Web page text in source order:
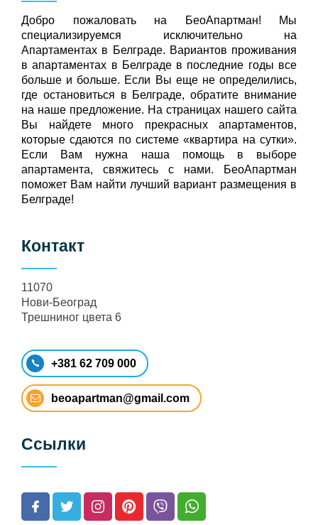
Добро пожаловать на БeoАпартман! Мы
специализируемся исключительно на
Апартаментах в Белграде. Вариантов проживания
в апартаментах в Белграде в последние годы все
больше и больше. Если Вы еще не определились,
где остановиться в Белграде, обратите внимание
на наше предложение. На страницах нашего сайта
Вы найдете много прекрасных апартаментов,
которые сдаются по системе «квартира на сутки».
Если Вам нужна наша помощь в выборе
апартамента, свяжитесь с нами. БеоАпартман
поможет Вам найти лучший вариант размещения в
Белграде!
Контакт
11070
Нови-Београд
Трешниног цвета 6
+381 62 709 000
beoapartman@gmail.com
Ссылки